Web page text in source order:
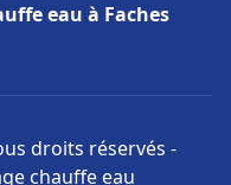
eau à Faches
droits réservés -
chauffe eau